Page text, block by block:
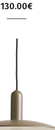
130.00€